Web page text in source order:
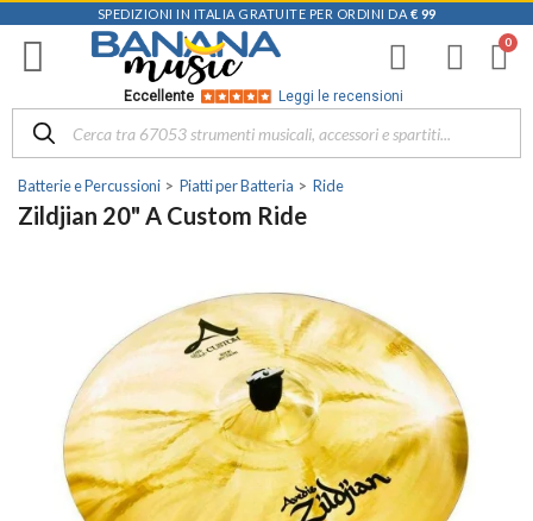
SPEDIZIONI IN ITALIA GRATUITE PER ORDINI DA € 99
Eccellente Leggi le recensioni
Batterie e Percussioni Piatti per Batteria Ride
Zildjian 20" A Custom Ride